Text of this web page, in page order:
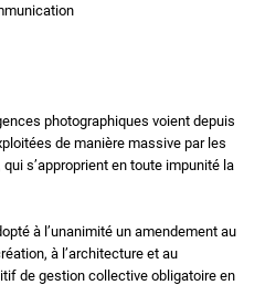
photographiques voient depuis
de manière massive par les
s’approprient en toute impunité la
à l’unanimité un amendement au
à l’architecture et au
de gestion collective obligatoire en